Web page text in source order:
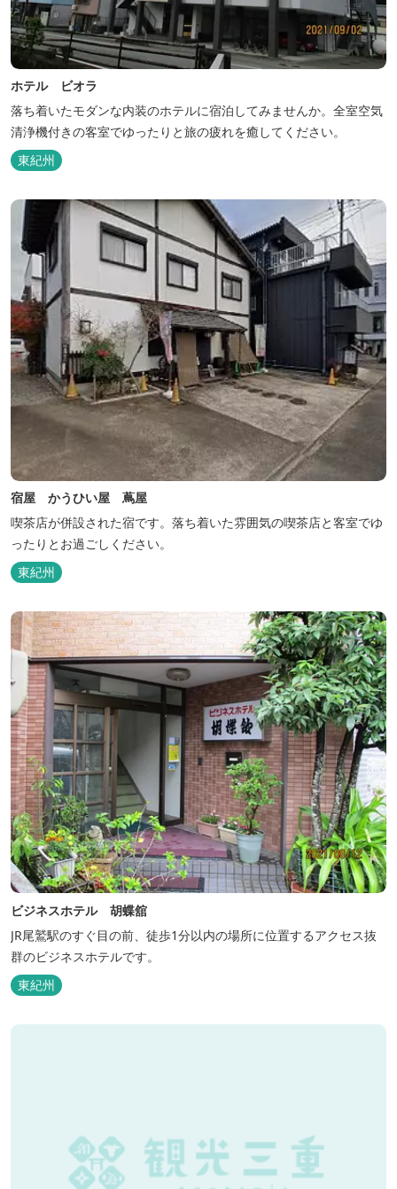
ホテル ビオラ
落ち着いたモダンな内装のホテルに宿泊してみませんか。全室空気
清浄機付きの客室でゆったりと旅の疲れを癒してください。
東紀州
宿屋 かうひい屋 蔦屋
喫茶店が併設された宿です。落ち着いた雰囲気の喫茶店と客室でゆ
ったりとお過ごしください。
東紀州
ビジネスホテル 胡蝶舘
JR尾鷲駅のすぐ目の前、徒歩1分以内の場所に位置するアクセス抜
群のビジネスホテルです。
東紀州